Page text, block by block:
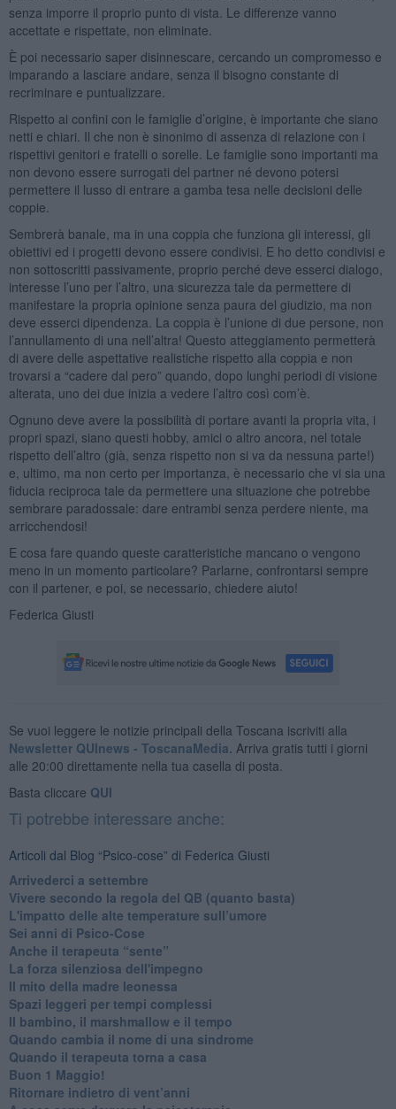
senza imporre il proprio punto di vista. Le differenze vanno
accettate e rispettate, non eliminate.
È poi necessario saper disinnescare, cercando un compromesso e
imparando a lasciare andare, senza il bisogno constante di
recriminare e puntualizzare.
Rispetto ai confini con le famiglie d’origine, è importante che siano
netti e chiari. Il che non è sinonimo di assenza di relazione con i
rispettivi genitori e fratelli o sorelle. Le famiglie sono importanti ma
non devono essere surrogati del partner né devono potersi
permettere il lusso di entrare a gamba tesa nelle decisioni delle
coppie.
Sembrerà banale, ma in una coppia che funziona gli interessi, gli
obiettivi ed i progetti devono essere condivisi. E ho detto condivisi e
non sottoscritti passivamente, proprio perché deve esserci dialogo,
interesse l’uno per l’altro, una sicurezza tale da permettere di
manifestare la propria opinione senza paura del giudizio, ma non
deve esserci dipendenza. La coppia è l’unione di due persone, non
l’annullamento di una nell’altra! Questo atteggiamento permetterà
di avere delle aspettative realistiche rispetto alla coppia e non
trovarsi a “cadere dal pero” quando, dopo lunghi periodi di visione
alterata, uno dei due inizia a vedere l’altro così com’è.
Ognuno deve avere la possibilità di portare avanti la propria vita, i
propri spazi, siano questi hobby, amici o altro ancora, nel totale
rispetto dell’altro (già, senza rispetto non si va da nessuna parte!)
e, ultimo, ma non certo per importanza, è necessario che vi sia una
fiducia reciproca tale da permettere una situazione che potrebbe
sembrare paradossale: dare entrambi senza perdere niente, ma
arricchendosi!
E cosa fare quando queste caratteristiche mancano o vengono
meno in un momento particolare? Parlarne, confrontarsi sempre
con il partener, e poi, se necessario, chiedere aiuto!
Federica Giusti
Se vuoi leggere le notizie principali della Toscana iscriviti alla
Newsletter QUInews - ToscanaMedia. Arriva gratis tutti i giorni
alle 20:00 direttamente nella tua casella di posta.
Basta cliccare QUI
Ti potrebbe interessare anche:
Articoli dal Blog “Psico-cose” di Federica Giusti
​Arrivederci a settembre
​Vivere secondo la regola del QB (quanto basta)
​L'impatto delle alte temperature sull’umore
Sei anni di Psico-Cose
​Anche il terapeuta “sente”
​La forza silenziosa dell'impegno
​Il mito della madre leonessa
Spazi leggeri per tempi complessi
Il bambino, il marshmallow e il tempo
​Quando cambia il nome di una sindrome
​Quando il terapeuta torna a casa
​Buon 1 Maggio!
Ritornare indietro di vent’anni